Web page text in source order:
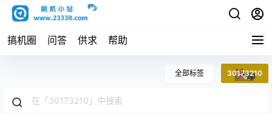
搞机圈 问答 供求 帮助
全部标签 30173210